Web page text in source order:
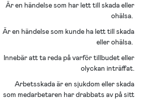
Är en händelse som har lett till skada eller
ohälsa.
Är en händelse som kunde ha lett till skada
eller ohälsa.
Innebär att ta reda på varför tillbudet eller
olyckan inträffat.
Arbetsskada är en sjukdom eller skada
som medarbetaren har drabbats av på sitt